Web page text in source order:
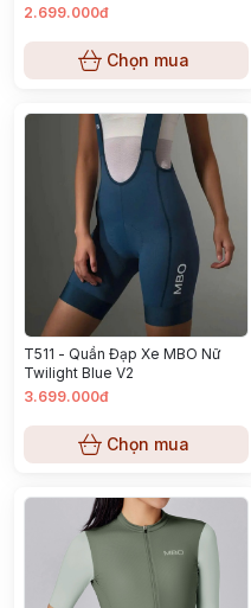
2.699.000đ
Chọn mua
T511 - Quần Đạp Xe MBO Nữ
Twilight Blue V2
3.699.000đ
Chọn mua